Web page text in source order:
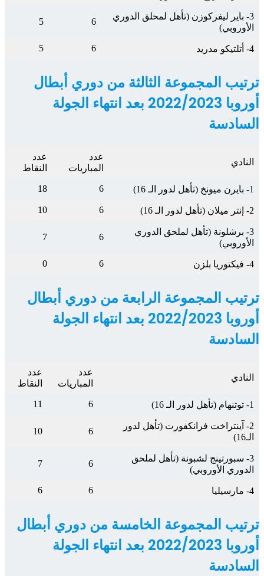
3- باير ليفركوزن (تأهل لمحلق الدوري
الأوروبي)
6
5
4- أتلتيكو مدريد 6
5
ترتيب المجموعة الثالثة من دوري أبطال
أوروبا 2022/2023 بعد انتهاء الجولة
السادسة
النادي
عدد
المباريات
عدد
النقاط
1- بايرن ميونخ (تأهل لدور الـ 16) 6
18
2- إنتر ميلان (تأهل لدور الـ 16) 6
10
3- برشلونة (تأهل لملحق الدوري
الأوروبي)
6
7
4- فيكتوريا بلزن 6
0
ترتيب المجموعة الرابعة من دوري أبطال
أوروبا 2022/2023 بعد انتهاء الجولة
السادسة
النادي
عدد
المباريات
عدد
النقاط
1- توتنهام (تأهل لدور الـ 16) 6
11
2- آينتراخت فرانكفورت (تأهل لدور
الـ16)
6
10
3- سبورتينج لشبونة (تأهل لملحق
الدوري الأوروبي)
6
7
4- مارسيليا 6
6
ترتيب المجموعة الخامسة من دوري أبطال
أوروبا 2022/2023 بعد انتهاء الجولة
السادسة